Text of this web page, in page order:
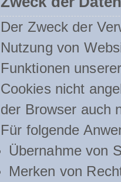
Der Zweck der
Nutzung von
Funktionen
Cookies nicht
der Browser auch
Für folgende
Übernahme von
Merken von